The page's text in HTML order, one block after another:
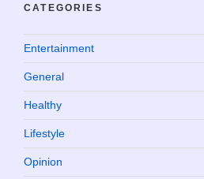
CATEGORIES
Entertainment
General
Healthy
Lifestyle
Opinion